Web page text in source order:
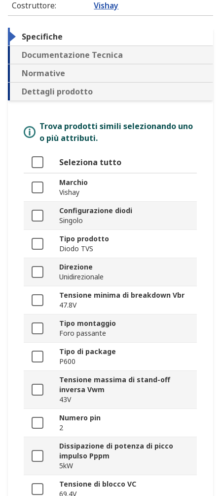
Costruttore: Vishay
Specifiche
Documentazione Tecnica
Normative
Dettagli prodotto
Trova prodotti simili selezionando uno
o più attributi.
Seleziona tutto
Marchio
Vishay
Configurazione diodi
Singolo
Tipo prodotto
Diodo TVS
Direzione
Unidirezionale
Tensione minima di breakdown Vbr
47.8V
Tipo montaggio
Foro passante
Tipo di package
P600
Tensione massima di stand-off
inversa Vwm
43V
Numero pin
2
Dissipazione di potenza di picco
impulso Pppm
5kW
Tensione di blocco VC
69.4V